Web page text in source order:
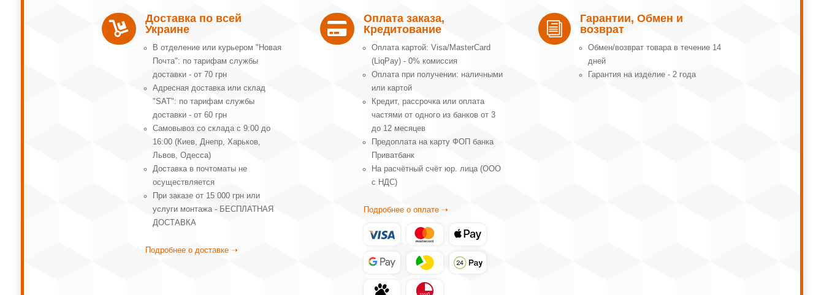

Доставка по всей
Украине
В отделение или курьером "Новая
Почта": по тарифам службы
доставки - от 70 грн
Адресная доставка или склад
"SAT": по тарифам службы
доставки - от 60 грн
Самовывоз со склада с 9:00 до
16:00 (Киев, Днепр, Харьков,
Львов, Одесса)
Доставка в почтоматы не
осуществляется
При заказе от 15 000 грн или
услуги монтажа - БЕСПЛАТНАЯ
ДОСТАВКА
Подробнее о доставке ➝

Оплата заказа,
Кредитование
Оплата картой: Visa/MasterCard
(LiqPay) - 0% комиссия
Оплата при получении: наличными
или картой
Кредит, рассрочка или оплата
частями от одного из банков от 3
до 12 месяцев
Предоплата на карту ФОП банка
Приватбанк
На расчётный счёт юр. лица (ООО
с НДС)
Подробнее о оплате ➝
i
Гарантии, Обмен и
возврат
Обмeн/вoзвpaт тoвapa в тeчeниe 14
днeй
Гарантия на изделие - 2 года